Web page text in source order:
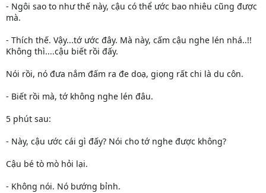
- Ngôi sao to như thế này, cậu có thể ước bao nhiêu cũng được
mà.
- Thích thế. Vậy...tớ ước đây. Mà này, cấm cậu nghe lén nhá..!!
Không thì....cậu biết rồi đấy.
Nói rồi, nó đưa nắm đấm ra đe doạ, giọng rất chi là du côn.
- Biết rồi mà, tớ không nghe lén đâu.
5 phút sau:
- Này, cậu ước cái gì đấy? Nói cho tớ nghe được không?
Cậu bé tò mò hỏi lại.
- Không nói. Nó bướng bỉnh.